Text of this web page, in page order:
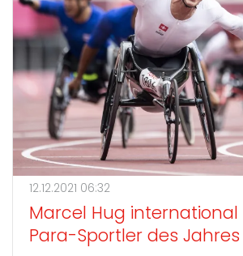
12.12.2021 06:32
Marcel Hug
Para-Sportler des